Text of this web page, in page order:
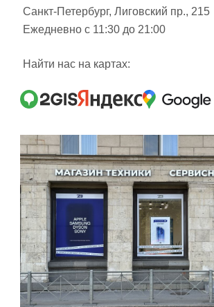
Санкт-Петербург, Лиговский пр., 215
Ежедневно с 11:30 до 21:00
Найти нас на картах: